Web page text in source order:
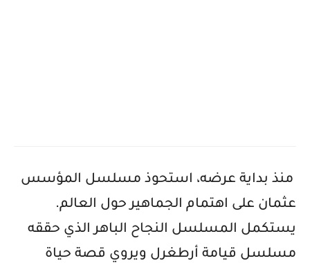
منذ بداية عرضه، استحوذ مسلسل المؤسس
عثمان على اهتمام الجماهير حول العالم.
يستكمل المسلسل النجاح الباهر الذي حققه
مسلسل قيامة أرطغرل ويروي قصة حياة